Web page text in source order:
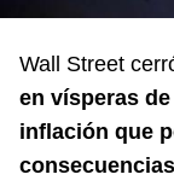
Wall Street
en vísperas
inflación que